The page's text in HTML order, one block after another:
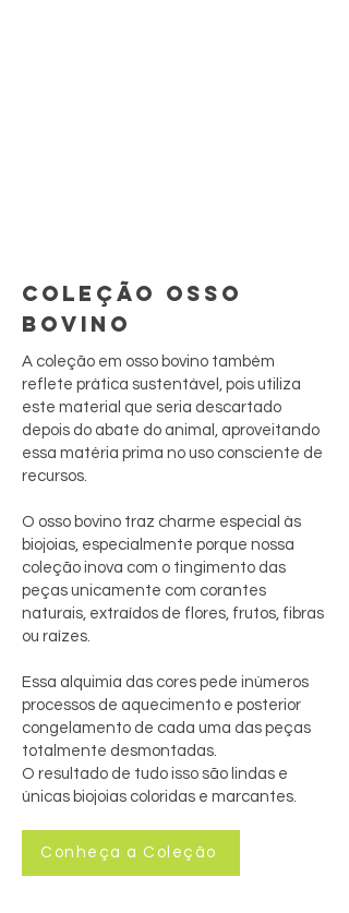
COLEÇÃO OSSO
BOVINO
A coleção em osso bovino também
reflete prática sustentável, pois utiliza
este material que seria descartado
depois do abate do animal, aproveitando
essa matéria prima no uso consciente de
recursos.
O osso bovino traz charme especial às
biojoias, especialmente porque nossa
coleção inova com o tingimento das
peças unicamente com corantes
naturais, extraídos de flores, frutos, fibras
ou raízes.
Essa alquimia das cores pede inúmeros
processos de aquecimento e posterior
congelamento de cada uma das peças
totalmente desmontadas.
O resultado de tudo isso são lindas e
únicas biojoias coloridas e marcantes.
Conheça a Coleção